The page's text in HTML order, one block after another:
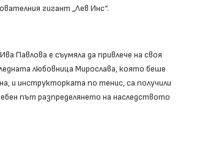
гигант „Лев Инс“.
Павлова е съумяла да привлече на своя
любовница Мирослава, която беше
и инструкторката по тенис, са получили
път разпределянето на наследството